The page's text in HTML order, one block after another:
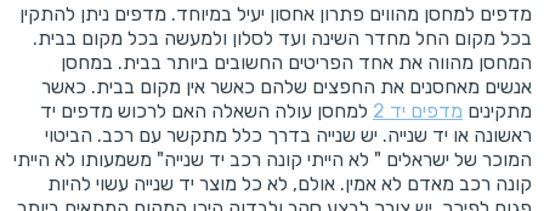
מדפים למחסן מהווים פתרון אחסון יעיל במיוחד. מדפים ניתן להתקין
בכל מקום החל מחדר השינה ועד לסלון ולמעשה בכל מקום בבית.
המחסן מהווה את אחד הפריטים החשובים ביותר בבית. במחסן
אנשים מאחסנים את החפצים שלהם כאשר אין מקום בבית. כאשר
מתקינים מדפים יד 2
למחסן עולה השאלה האם לרכוש מדפים יד
ראשונה או יד שנייה. יש שנייה בדרך כלל מתקשר עם רכב. הביטוי
המוכר של ישראלים " לא הייתי קונה רכב יד שנייה" משמעותו לא הייתי
קונה רכב מאדם לא אמין. אולם, לא כל מוצר יד שנייה עשוי להיות